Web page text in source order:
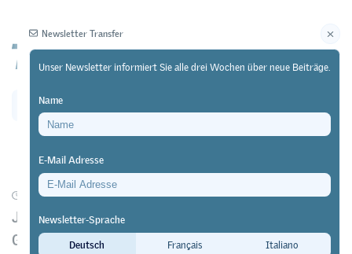
16/11/24 Forschung https://doi.org/10.64829/11819
Jürg Schweri zur Lohnstudie des Schweizerischen
Gewerkschaftsbunds
Newsletter Transfer
Unser Newsletter informiert Sie alle drei Wochen über neue Beiträge.
Name
E-Mail Adresse
Newsletter-Sprache
Deutsch
Français Italiano